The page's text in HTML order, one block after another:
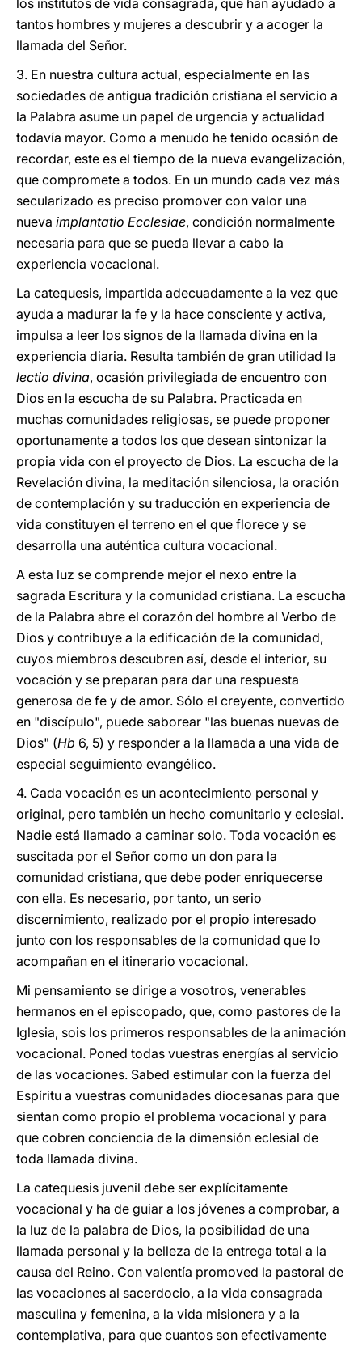
los institutos de vida consagrada, que han ayudado a
tantos hombres y mujeres a descubrir y a acoger la
llamada del Señor.
3. En nuestra cultura actual, especialmente en las
sociedades de antigua tradición cristiana el servicio a
la Palabra asume un papel de urgencia y actualidad
todavía mayor. Como a menudo he tenido ocasión de
recordar, este es el tiempo de la nueva evangelización,
que compromete a todos. En un mundo cada vez más
secularizado es preciso promover con valor una
nueva implantatio Ecclesiae, condición normalmente
necesaria para que se pueda llevar a cabo la
experiencia vocacional.
La catequesis, impartida adecuadamente a la vez que
ayuda a madurar la fe y la hace consciente y activa,
impulsa a leer los signos de la llamada divina en la
experiencia diaria. Resulta también de gran utilidad la
lectio divina, ocasión privilegiada de encuentro con
Dios en la escucha de su Palabra. Practicada en
muchas comunidades religiosas, se puede proponer
oportunamente a todos los que desean sintonizar la
propia vida con el proyecto de Dios. La escucha de la
Revelación divina, la meditación silenciosa, la oración
de contemplación y su traducción en experiencia de
vida constituyen el terreno en el que florece y se
desarrolla una auténtica cultura vocacional.
A esta luz se comprende mejor el nexo entre la
sagrada Escritura y la comunidad cristiana. La escucha
de la Palabra abre el corazón del hombre al Verbo de
Dios y contribuye a la edificación de la comunidad,
cuyos miembros descubren así, desde el interior, su
vocación y se preparan para dar una respuesta
generosa de fe y de amor. Sólo el creyente, convertido
en "discípulo", puede saborear "las buenas nuevas de
Dios" (Hb 6, 5) y responder a la llamada a una vida de
especial seguimiento evangélico.
4. Cada vocación es un acontecimiento personal y
original, pero también un hecho comunitario y eclesial.
Nadie está llamado a caminar solo. Toda vocación es
suscitada por el Señor como un don para la
comunidad cristiana, que debe poder enriquecerse
con ella. Es necesario, por tanto, un serio
discernimiento, realizado por el propio interesado
junto con los responsables de la comunidad que lo
acompañan en el itinerario vocacional.
Mi pensamiento se dirige a vosotros, venerables
hermanos en el episcopado, que, como pastores de la
Iglesia, sois los primeros responsables de la animación
vocacional. Poned todas vuestras energías al servicio
de las vocaciones. Sabed estimular con la fuerza del
Espíritu a vuestras comunidades diocesanas para que
sientan como propio el problema vocacional y para
que cobren conciencia de la dimensión eclesial de
toda llamada divina.
La catequesis juvenil debe ser explícitamente
vocacional y ha de guiar a los jóvenes a comprobar, a
la luz de la palabra de Dios, la posibilidad de una
llamada personal y la belleza de la entrega total a la
causa del Reino. Con valentía promoved la pastoral de
las vocaciones al sacerdocio, a la vida consagrada
masculina y femenina, a la vida misionera y a la
contemplativa, para que cuantos son efectivamente